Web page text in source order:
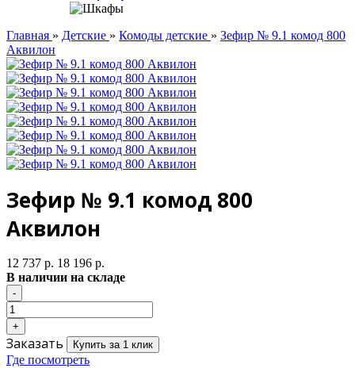
Главная » Детские » Комоды детские » Зефир № 9.1 комод 800
Аквилон
Зефир № 9.1 комод 800
Аквилон
12 737 р. 18 196 р.
В наличии на складе
Заказать Купить за 1 клик
Где посмотреть